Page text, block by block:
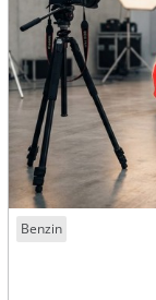
Benzin